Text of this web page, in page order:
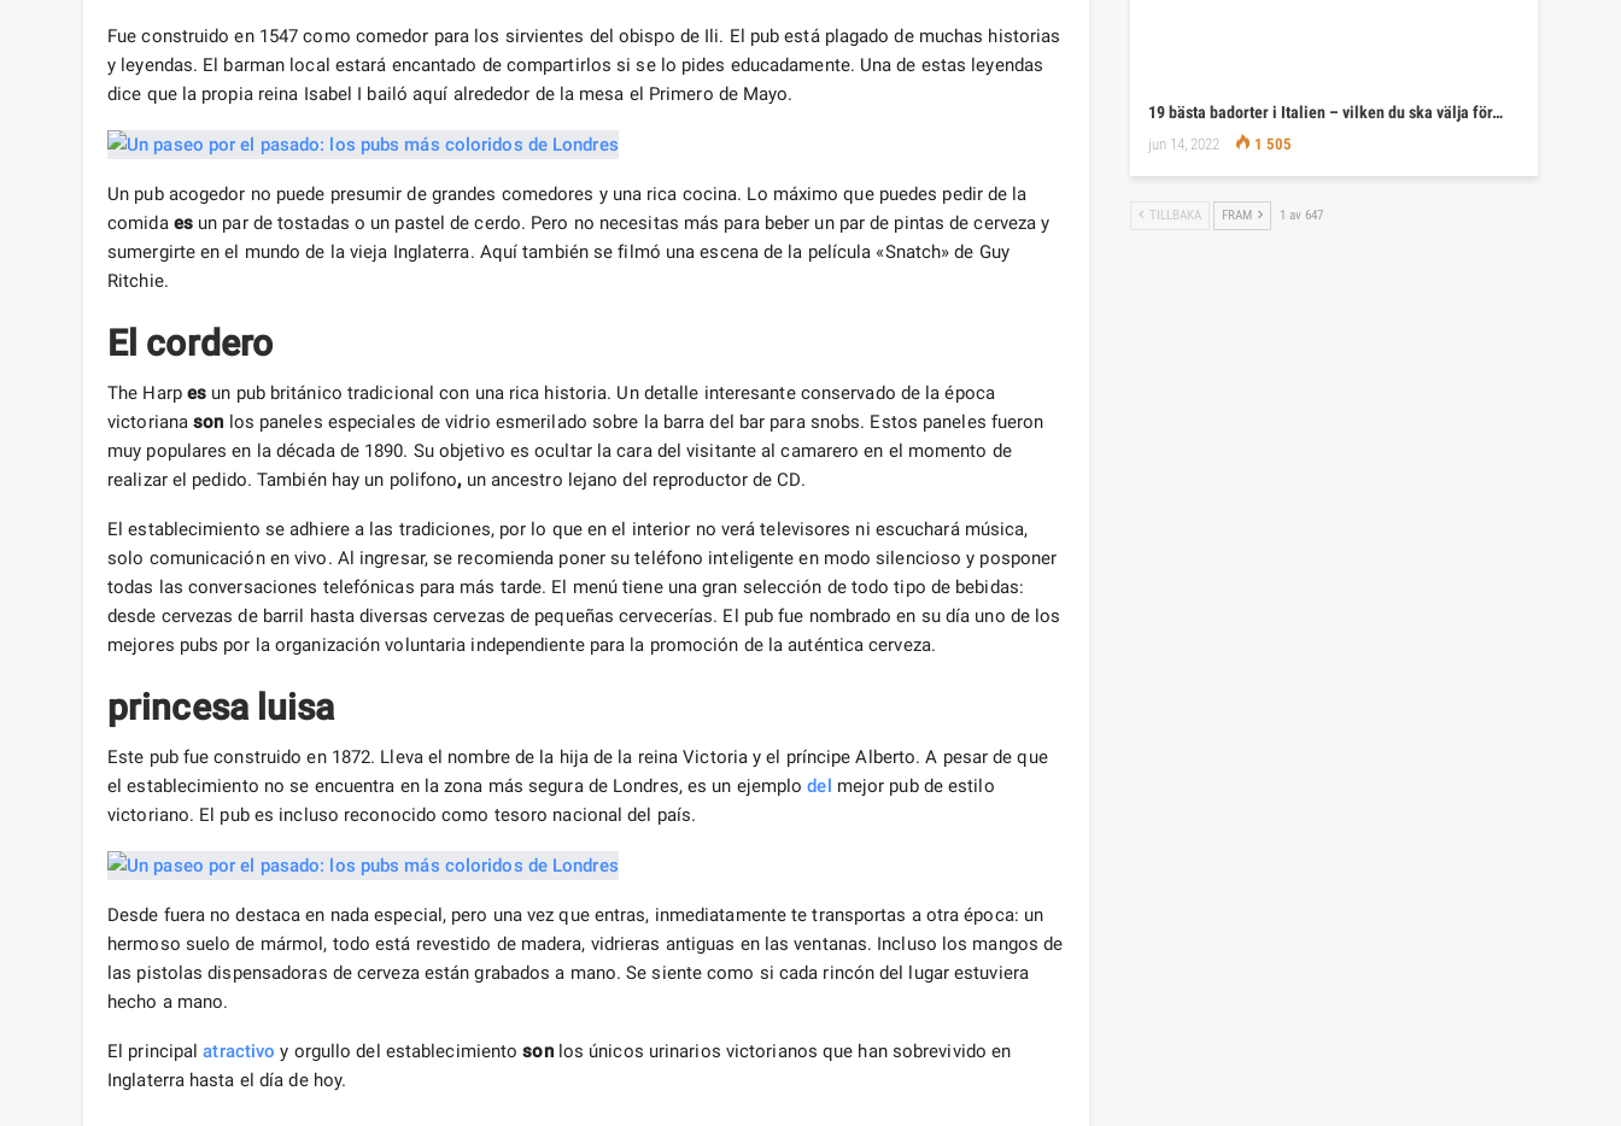
Fue construido en 1547 como comedor para los sirvientes del obispo de Ili. El pub está plagado de muchas historias
y leyendas. El barman local estará encantado de compartirlos si se lo pides educadamente. Una de estas leyendas
dice que la propia reina Isabel I bailó aquí alrededor de la mesa el Primero de Mayo.
Un pub acogedor no puede presumir de grandes comedores y una rica cocina. Lo máximo que puedes pedir de la
comida esun par de tostadas o un pastel de cerdo. Pero no necesitas más para beber un par de pintas de cerveza y
sumergirte en el mundo de la vieja Inglaterra. Aquí también se filmó una escena de la película «Snatch» de Guy
Ritchie.
El cordero
The Harp es un pub británico tradicional con una rica historia. Un detalle interesante conservado de la época
victorianason los paneles especiales de vidrio esmerilado sobre la barra del bar para snobs. Estos paneles fueron
muy populares en la década de 1890. Su objetivo es ocultar la cara del visitante al camarero en el momento de
realizar el pedido. También hay un polifono,un ancestro lejano del reproductor de CD.
El establecimiento se adhiere a las tradiciones, por lo que en el interior no verá televisores ni escuchará música,
solo comunicación en vivo. Al ingresar, se recomienda poner su teléfono inteligente en modo silencioso y posponer
todas las conversaciones telefónicas para más tarde. El menú tiene una gran selección de todo tipo de bebidas:
desde cervezas de barril hasta diversas cervezas de pequeñas cervecerías. El pub fue nombrado en su día uno de los
mejores pubs por la organización voluntaria independiente para la promoción de la auténtica cerveza.
princesa luisa
Este pub fue construido en 1872. Lleva el nombre de la hija de la reina Victoria y el príncipe Alberto. A pesar de que
el establecimiento no se encuentra en la zona más segura de Londres, es un ejemplodel mejor pub de estilo
victoriano. El pub es incluso reconocido como tesoro nacional del país.
Desde fuera no destaca en nada especial, pero una vez que entras, inmediatamente te transportas a otra época: un
hermoso suelo de mármol, todo está revestido de madera, vidrieras antiguas en las ventanas. Incluso los mangos de
las pistolas dispensadoras de cerveza están grabados a mano. Se siente como si cada rincón del lugar estuviera
hecho a mano.
El principalatractivo y orgullo del establecimientosonlos únicos urinarios victorianos que han sobrevivido en
Inglaterra hasta el día de hoy.
19 bästa badorter i Italien – vilken du ska välja för…
jun 14, 2022 1 505
TILLBAKA FRAM 1 av 647